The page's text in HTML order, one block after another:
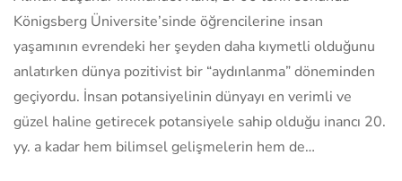
Königsberg Üniversite’sinde öğrencilerine insan
yaşamının evrendeki her şeyden daha kıymetli olduğunu
anlatırken dünya pozitivist bir “aydınlanma” döneminden
geçiyordu. İnsan potansiyelinin dünyayı en verimli ve
güzel haline getirecek potansiyele sahip olduğu inancı 20.
yy. a kadar hem bilimsel gelişmelerin hem de…